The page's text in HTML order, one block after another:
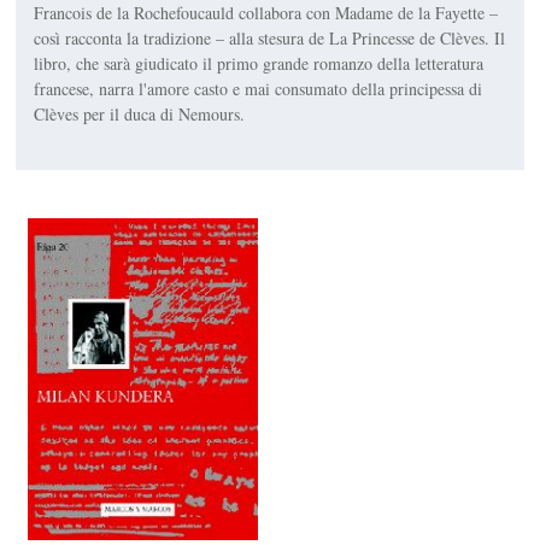
Francois de la Rochefoucauld collabora con Madame de la Fayette –
così racconta la tradizione – alla stesura de La Princesse de Clèves. Il
libro, che sarà giudicato il primo grande romanzo della letteratura
francese, narra l'amore casto e mai consumato della principessa di
Clèves per il duca di Nemours.